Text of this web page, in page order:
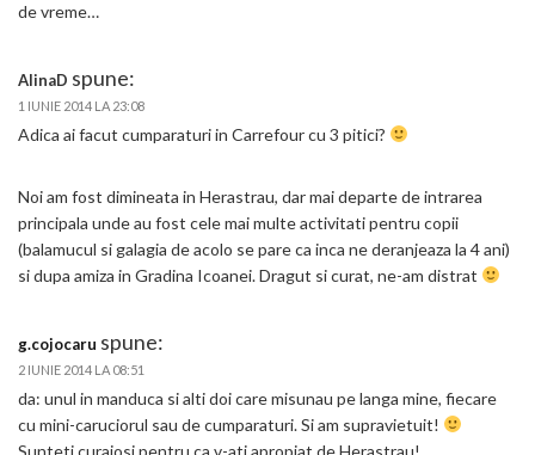
de vreme…
AlinaD spune:
1 IUNIE 2014 LA 23:08
Adica ai facut cumparaturi in Carrefour cu 3 pitici?
Noi am fost dimineata in Herastrau, dar mai departe de intrarea
principala unde au fost cele mai multe activitati pentru copii
(balamucul si galagia de acolo se pare ca inca ne deranjeaza la 4 ani)
si dupa amiza in Gradina Icoanei. Dragut si curat, ne-am distrat
g.cojocaru spune:
2 IUNIE 2014 LA 08:51
da: unul in manduca si alti doi care misunau pe langa mine, fiecare
cu mini-caruciorul sau de cumparaturi. Si am supravietuit!
Sunteti curajosi pentru ca v-ati apropiat de Herastrau!